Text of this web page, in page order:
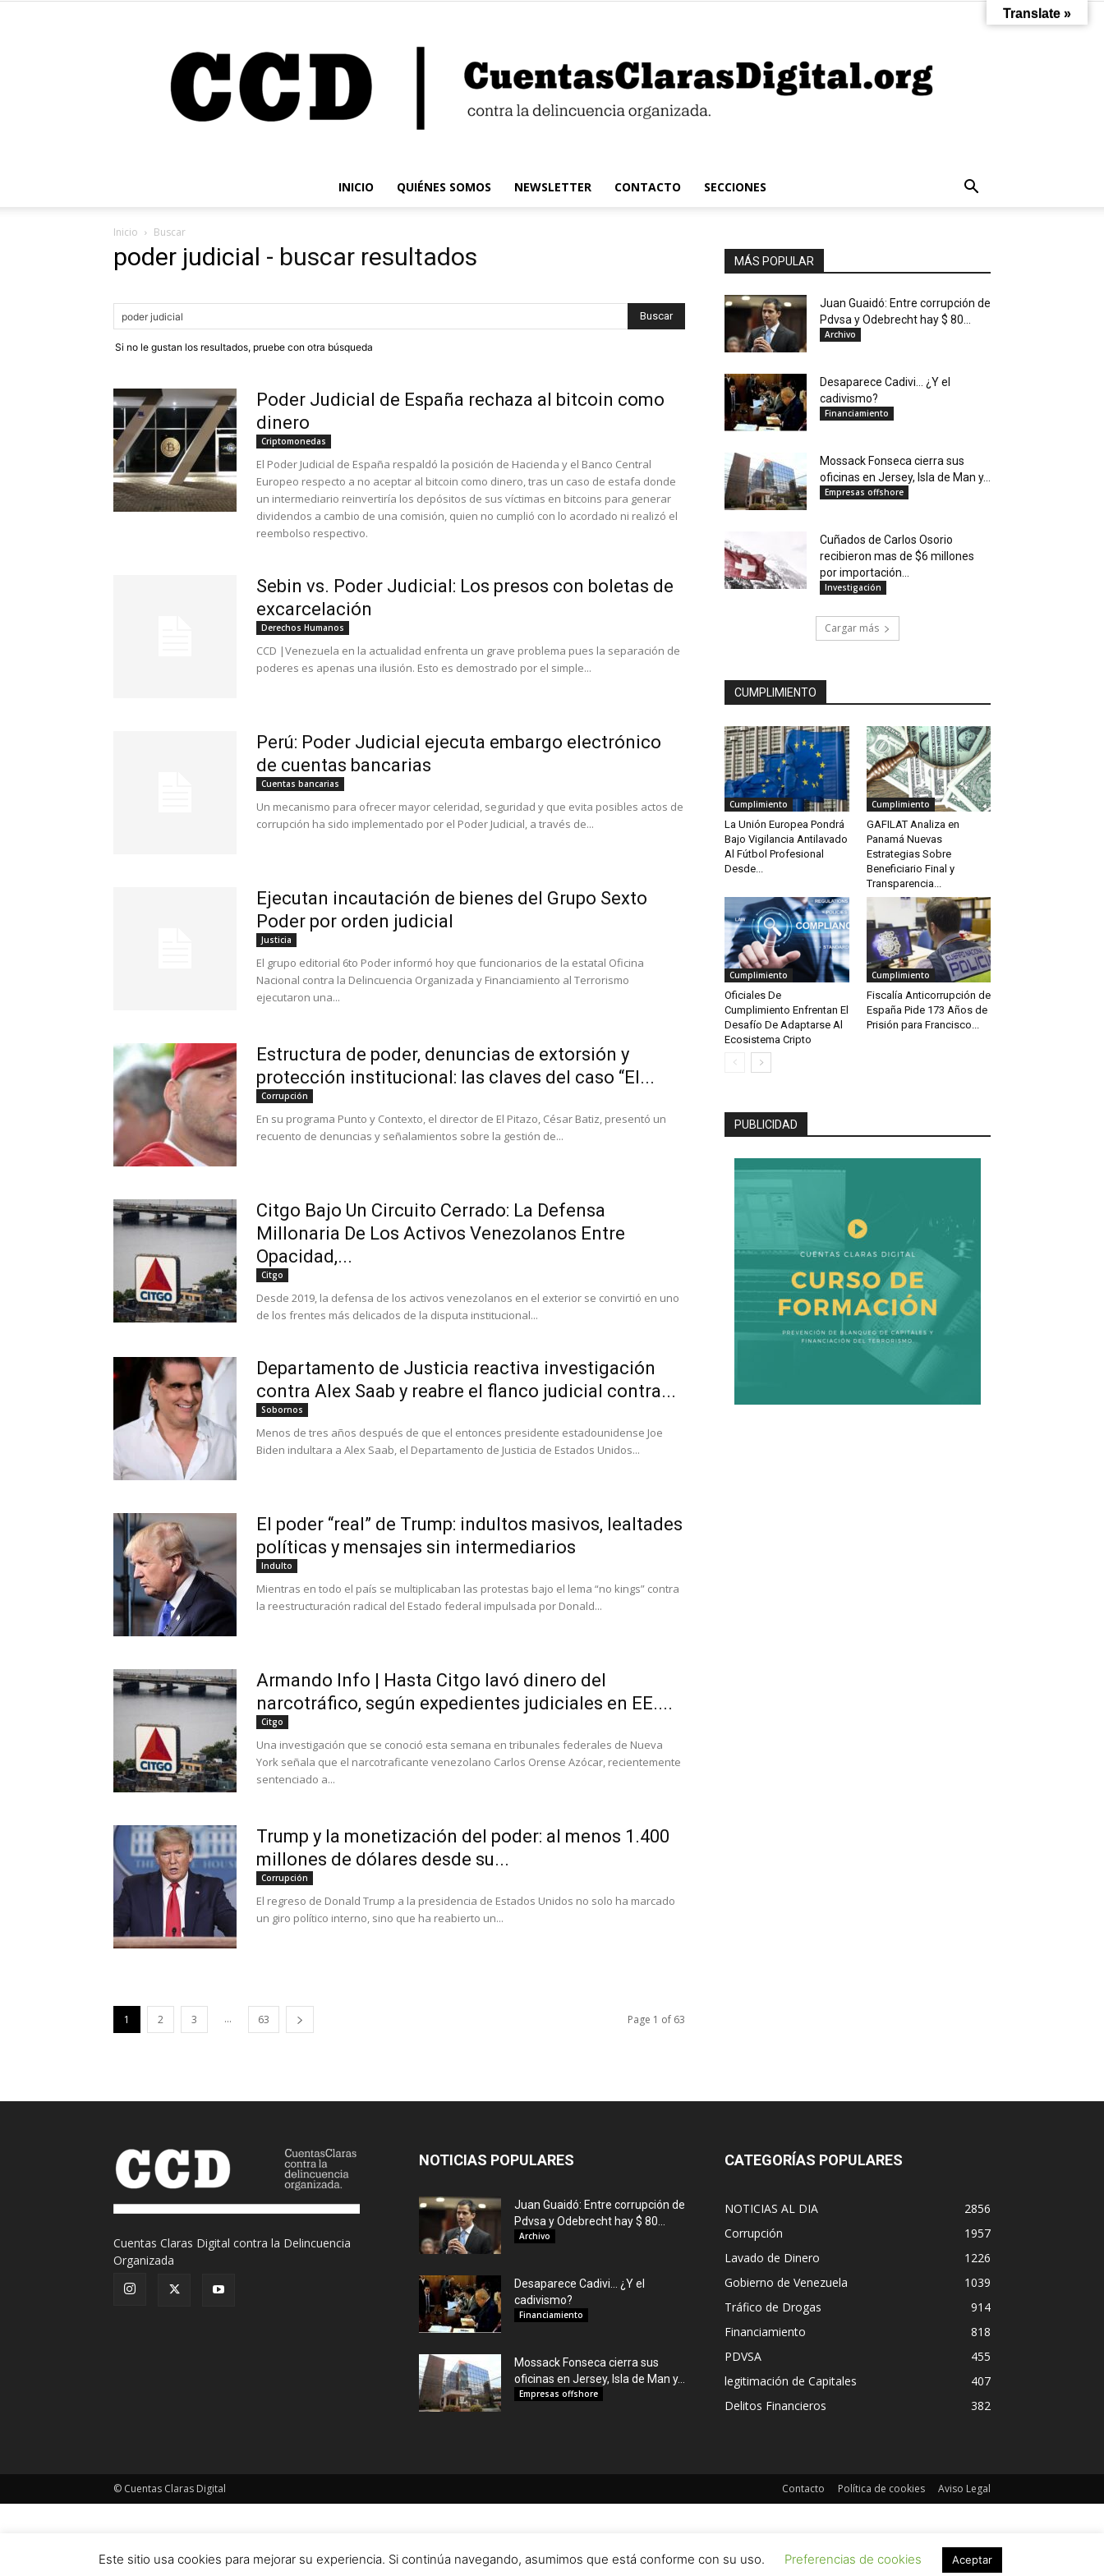
Claras
INICIO QUIÉNES SOMOS NEWSLETTER CONTACTO SECCIONES
Inicio Buscar
poder judicial - buscar resultados
Si no le gustan los resultados, pruebe con otra búsqueda
Poder Judicial de España rechaza al bitcoin como
dinero
Criptomonedas
El Poder Judicial de España respaldó la posición de Hacienda y el Banco Central
Europeo respecto a no aceptar al bitcoin como dinero, tras un caso de estafa donde
un intermediario reinvertiría los depósitos de sus víctimas en bitcoins para generar
dividendos a cambio de una comisión, quien no cumplió con lo acordado ni realizó el
reembolso respectivo.
Sebin vs. Poder Judicial: Los presos con boletas de
excarcelación
Derechos Humanos
CCD |Venezuela en la actualidad enfrenta un grave problema pues la separación de
poderes es apenas una ilusión. Esto es demostrado por el simple...
Perú: Poder Judicial ejecuta embargo electrónico
de cuentas bancarias
Cuentas bancarias
Un mecanismo para ofrecer mayor celeridad, seguridad y que evita posibles actos de
corrupción ha sido implementado por el Poder Judicial, a través de...
Ejecutan incautación de bienes del Grupo Sexto
Poder por orden judicial
Justicia
El grupo editorial 6to Poder informó hoy que funcionarios de la estatal Oficina
Nacional contra la Delincuencia Organizada y Financiamiento al Terrorismo
ejecutaron una...
Estructura de poder, denuncias de extorsión y
protección institucional: las claves del caso “El...
Corrupción
En su programa Punto y Contexto, el director de El Pitazo, César Batiz, presentó un
recuento de denuncias y señalamientos sobre la gestión de...
Citgo Bajo Un Circuito Cerrado: La Defensa
Millonaria De Los Activos Venezolanos Entre
Opacidad,...
Citgo
Desde 2019, la defensa de los activos venezolanos en el exterior se convirtió en uno
de los frentes más delicados de la disputa institucional...
Departamento de Justicia reactiva investigación
contra Alex Saab y reabre el flanco judicial contra...
Sobornos
Menos de tres años después de que el entonces presidente estadounidense Joe
Biden indultara a Alex Saab, el Departamento de Justicia de Estados Unidos...
El poder “real” de Trump: indultos masivos, lealtades
políticas y mensajes sin intermediarios
Indulto
Mientras en todo el país se multiplicaban las protestas bajo el lema “no kings” contra
la reestructuración radical del Estado federal impulsada por Donald...
Armando Info | Hasta Citgo lavó dinero del
narcotráfico, según expedientes judiciales en EE....
Citgo
Una investigación que se conoció esta semana en tribunales federales de Nueva
York señala que el narcotraficante venezolano Carlos Orense Azócar, recientemente
sentenciado a...
Trump y la monetización del poder: al menos 1.400
millones de dólares desde su...
Corrupción
El regreso de Donald Trump a la presidencia de Estados Unidos no solo ha marcado
un giro político interno, sino que ha reabierto un...
1 2 3 ... 63 Page 1 of 63
MÁS POPULAR
Juan Guaidó: Entre corrupción de
Pdvsa y Odebrecht hay $ 80...
Archivo
Desaparece Cadivi… ¿Y el
cadivismo?
Financiamiento
Mossack Fonseca cierra sus
oficinas en Jersey, Isla de Man y...
Empresas offshore
Cuñados de Carlos Osorio
recibieron mas de $6 millones
por importación...
Investigación
Cargar más
CUMPLIMIENTO
Cumplimiento
La Unión Europea Pondrá
Bajo Vigilancia Antilavado
Al Fútbol Profesional
Desde...
Cumplimiento
GAFILAT Analiza en
Panamá Nuevas
Estrategias Sobre
Beneficiario Final y
Transparencia...
Cumplimiento
Oficiales De
Cumplimiento Enfrentan El
Desafío De Adaptarse Al
Ecosistema Cripto
Cumplimiento
Fiscalía Anticorrupción de
España Pide 173 Años de
Prisión para Francisco...
PUBLICIDAD
Cuentas Claras Digital contra la Delincuencia
Organizada
NOTICIAS POPULARES
Juan Guaidó: Entre corrupción de
Pdvsa y Odebrecht hay $ 80...
Archivo
Desaparece Cadivi… ¿Y el
cadivismo?
Financiamiento
Mossack Fonseca cierra sus
oficinas en Jersey, Isla de Man y...
Empresas offshore
CATEGORÍAS POPULARES
NOTICIAS AL DIA
2856
Corrupción
1957
Lavado de Dinero
1226
Gobierno de Venezuela
1039
Tráfico de Drogas
914
Financiamiento
818
PDVSA
455
legitimación de Capitales
407
Delitos Financieros
382
Contacto Política de cookies Aviso Legal
© Cuentas Claras Digital
Este sitio usa cookies para mejorar su experiencia. Si continúa navegando, asumimos que está conforme con su uso. Preferencias de cookies Aceptar
Translate »